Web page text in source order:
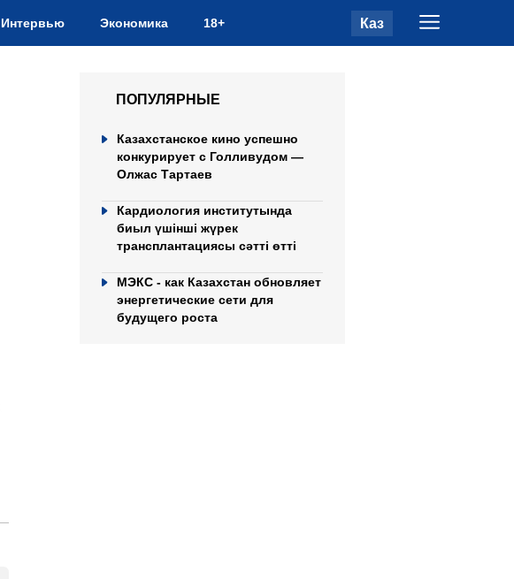
Интервью Экономика 18+ Каз
ПОПУЛЯРНЫЕ
Казахстанское кино успешно
конкурирует с Голливудом —
Олжас Тартаев
Кардиология институтында
биыл үшінші жүрек
трансплантациясы сәтті өтті
МЭКС - как Казахстан обновляет
энергетические сети для
будущего роста